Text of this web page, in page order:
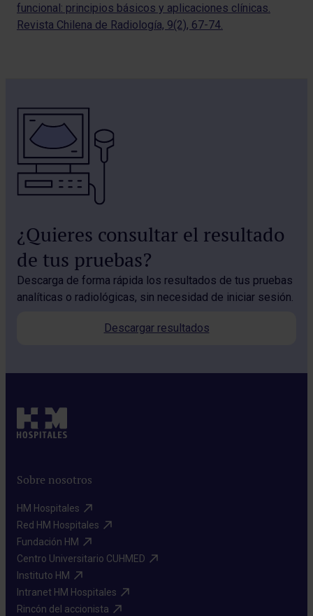
funcional: principios básicos y aplicaciones clínicas.
Revista Chilena de Radiología, 9(2), 67-74.
¿Quieres consultar el resultado
de tus pruebas?
Descarga de forma rápida los resultados de tus pruebas
analíticas o radiológicas, sin necesidad de iniciar sesión.
Descargar resultados
Sobre nosotros
HM Hospitales​
Red HM Hospitales​
Fundación HM​
Centro Universitario CUHMED​
Instituto HM​
Intranet HM Hospitales​
Rincón del accionista​